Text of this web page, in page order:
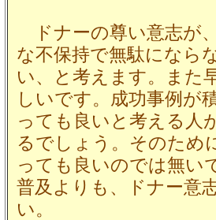
ドナーの尊い意志が
な不保持で無駄になら
い、と考えます。また
しいです。成功事例が
っても良いと考える人
るでしょう。そのため
っても良いのでは無
普及よりも、ドナー意
い。